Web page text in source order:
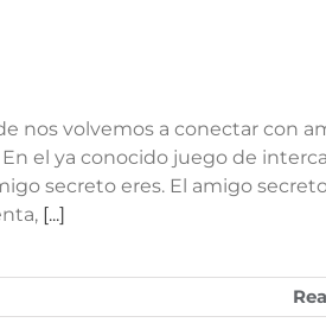
nos volvemos a conectar con
el ya conocido juego de
secreto eres. El amigo
[...]